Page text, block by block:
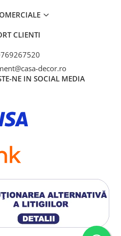
CLIENTI
decor.ro
NE IN SOCIAL MEDIA